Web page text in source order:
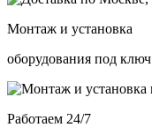
Монтаж и установка
оборудования под ключ
Работаем 24/7